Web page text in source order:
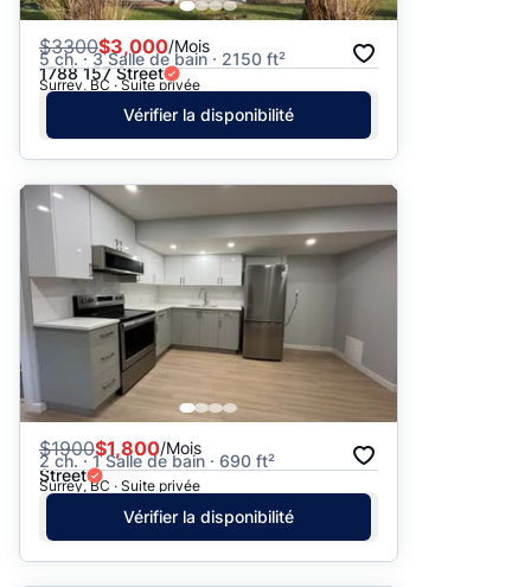
$3300$3,000/Mois
5 ch. · 3 Salle de bain · 2150 ft²
1788 157 Street
Surrey, BC · Suite privée
Vérifier la disponibilité
$1900$1,800/Mois
2 ch. · 1 Salle de bain · 690 ft²
Street
Surrey, BC · Suite privée
Vérifier la disponibilité